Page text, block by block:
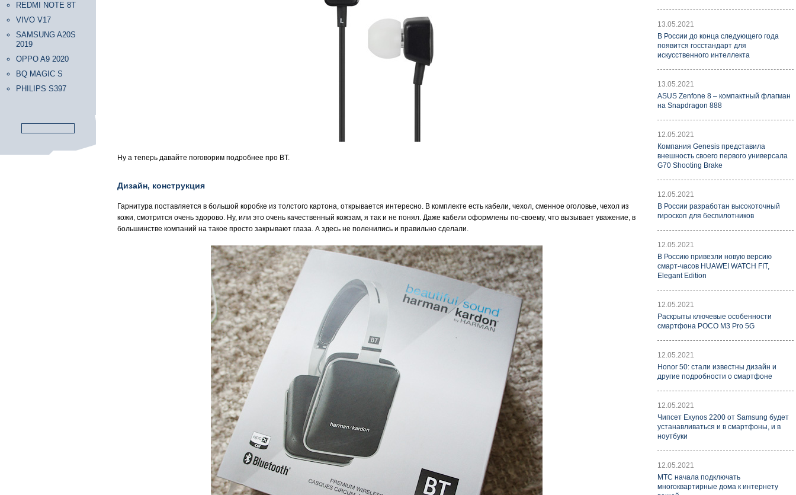
REDMI NOTE 8T
VIVO V17
SAMSUNG A20S
2019
OPPO A9 2020
BQ MAGIC S
PHILIPS S397
Ну а теперь давайте поговорим подробнее про BT.
Дизайн, конструкция
Гарнитура поставляется в большой коробке из толстого картона, открывается интересно. В комплекте есть кабели, чехол, сменное оголовье, чехол из
кожи, смотрится очень здорово. Ну, или это очень качественный кожзам, я так и не понял. Даже кабели оформлены по-своему, что вызывает уважение, в
большинстве компаний на такое просто закрывают глаза. А здесь не поленились и правильно сделали.
13.05.2021
В России до конца следующего года
появится госстандарт для
искусственного интеллекта
13.05.2021
ASUS Zenfone 8 – компактный флагман
на Snapdragon 888
12.05.2021
Компания Genesis представила
внешность своего первого универсала
G70 Shooting Brake
12.05.2021
В России разработан высокоточный
гироскоп для беспилотников
12.05.2021
В Россию привезли новую версию
смарт-часов HUAWEI WATCH FIT,
Elegant Edition
12.05.2021
Раскрыты ключевые особенности
смартфона POCO M3 Pro 5G
12.05.2021
Honor 50: стали известны дизайн и
другие подробности о смартфоне
12.05.2021
Чипсет Exynos 2200 от Samsung будет
устанавливаться и в смартфоны, и в
ноутбуки
12.05.2021
МТС начала подключать
многоквартирные дома к интернету